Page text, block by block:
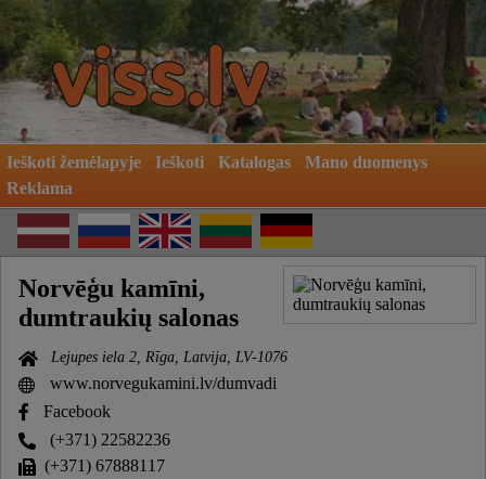
Ieškoti žemėlapyje Ieškoti Katalogas
Mano duomenys
Reklama
Norvēģu kamīni,
dumtraukių salonas
Lejupes iela 2, Rīga, Latvija, LV-1076
www.norvegukamini.lv/dumvadi
Facebook
(+371) 22582236
(+371) 67888117